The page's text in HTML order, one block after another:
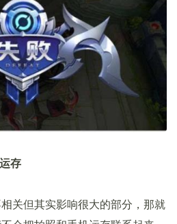
存
关但其实影响很大的部分，那就